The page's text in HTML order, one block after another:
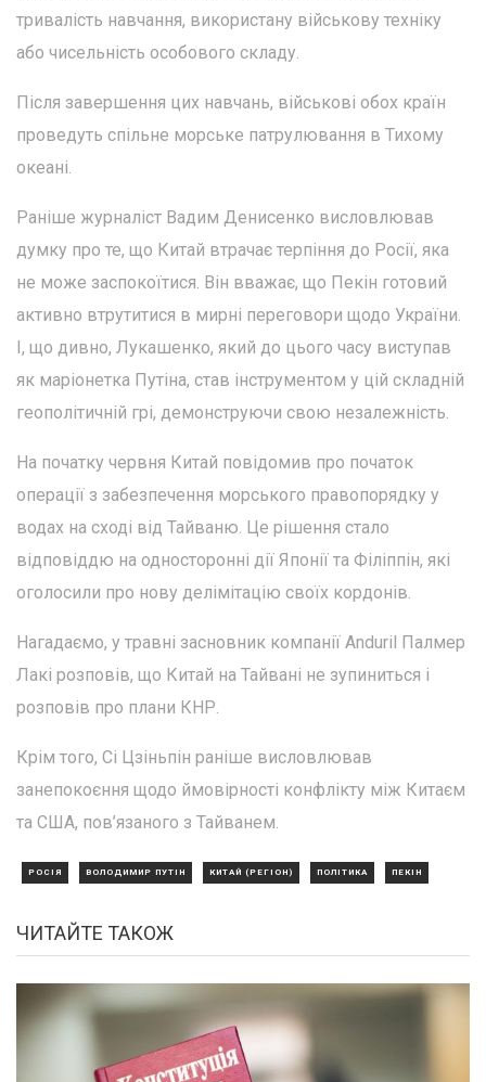
тривалість навчання, використану військову техніку
або чисельність особового складу.
Після завершення цих навчань, військові обох країн
проведуть спільне морське патрулювання в Тихому
океані.
Раніше журналіст Вадим Денисенко висловлював
думку про те, що Китай втрачає терпіння до Росії, яка
не може заспокоїтися. Він вважає, що Пекін готовий
активно втрутитися в мирні переговори щодо України.
І, що дивно, Лукашенко, який до цього часу виступав
як маріонетка Путіна, став інструментом у цій складній
геополітичній грі, демонструючи свою незалежність.
На початку червня Китай повідомив про початок
операції з забезпечення морського правопорядку у
водах на сході від Тайваню. Це рішення стало
відповіддю на односторонні дії Японії та Філіппін, які
оголосили про нову делімітацію своїх кордонів.
Нагадаємо, у травні засновник компанії Anduril Палмер
Лакі розповів, що Китай на Тайвані не зупиниться і
розповів про плани КНР.
Крім того, Сі Цзіньпін раніше висловлював
занепокоєння щодо ймовірності конфлікту між Китаєм
та США, пов’язаного з Тайванем.
РОСІЯ ВОЛОДИМИР ПУТІН КИТАЙ (РЕГІОН) ПОЛІТИКА ПЕКІН
ЧИТАЙТЕ ТАКОЖ